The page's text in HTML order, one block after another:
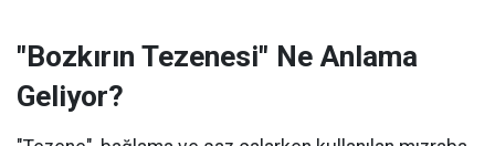
"Bozkırın Tezenesi" Ne Anlama
Geliyor?